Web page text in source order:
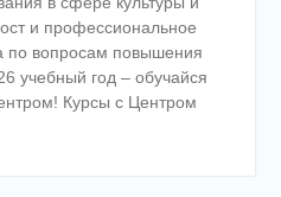
и профессиональное
по вопросам повышения
учебный год – обучайся
Курсы с Центром